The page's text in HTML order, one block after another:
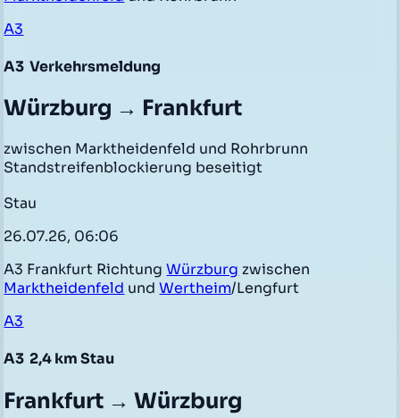
A3
A3 Verkehrsmeldung
Würzburg → Frankfurt
zwischen Marktheidenfeld und Rohrbrunn
Standstreifenblockierung beseitigt
Stau
26.07.26, 06:06
A3 Frankfurt RichtungWürzburg zwischen
Marktheidenfeld undWertheim/Lengfurt
A3
A3 2,4 km Stau
Frankfurt → Würzburg